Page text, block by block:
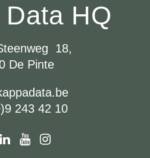
HQ
18,
De Pinte
243 42 10